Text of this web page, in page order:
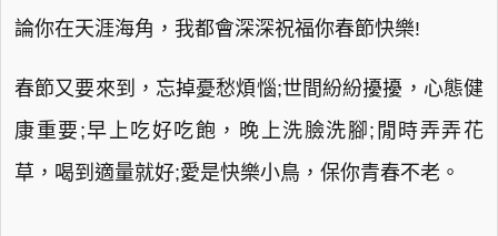
論你在天涯海角，我都會深深祝福你春節快樂!
春節又要來到，忘掉憂愁煩惱;世間紛紛擾擾，心態健
康重要;早上吃好吃飽，晚上洗臉洗腳;閒時弄弄花
草，喝到適量就好;愛是快樂小鳥，保你青春不老。